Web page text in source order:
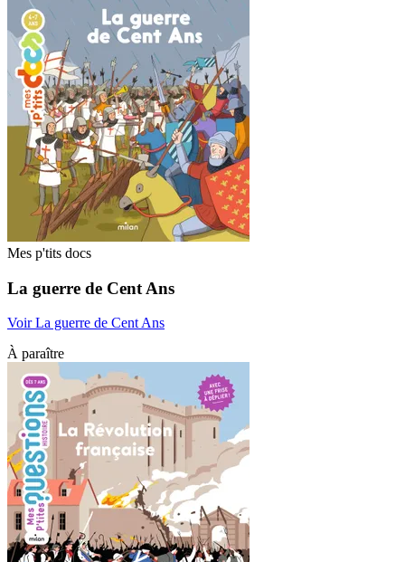
Mes p'tits docs
La guerre de Cent Ans
Voir La guerre de Cent Ans
À paraître